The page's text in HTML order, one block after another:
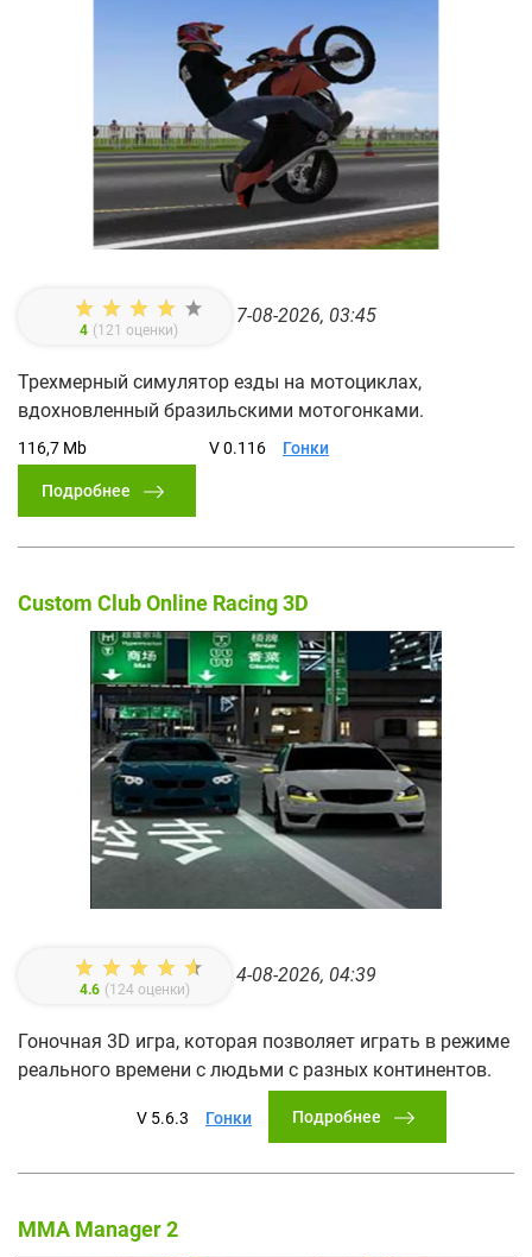
4 (121 оценки)
7-08-2026, 03:45
Трехмерный симулятор езды на мотоциклах,
вдохновленный бразильскими мотогонками.
116,7 Mb V 0.116 Гонки
Подробнее
Custom Club Online Racing 3D
4.6 (124 оценки)
4-08-2026, 04:39
Гоночная 3D игра, которая позволяет играть в режиме
реального времени с людьми с разных континентов.
V 5.6.3 Гонки Подробнее
MMA Manager 2